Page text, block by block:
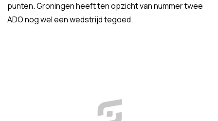
punten. Groningen heeft ten opzicht van nummer twee
ADO nog wel een wedstrijd tegoed.